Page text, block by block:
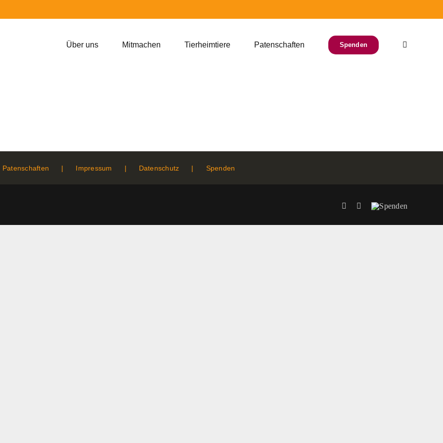
Über uns Mitmachen Tierheimtiere Patenschaften Spenden
Patenschaften Impressum Datenschutz Spenden
FacebookInstagram
Spenden